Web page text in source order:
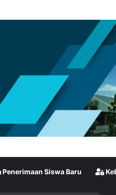
Penerimaan Siswa Baru